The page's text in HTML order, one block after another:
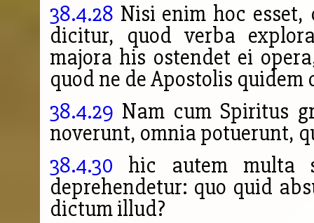
38.4.28 Nisi enim hoc
dicitur, quod verba
majora his ostendet ei
quod ne de Apostolis quidem
38.4.29 Nam cum Spiritus
noverunt, omnia potuerunt,
38.4.30 hic autem multa
deprehendetur: quo quid
dictum illud?